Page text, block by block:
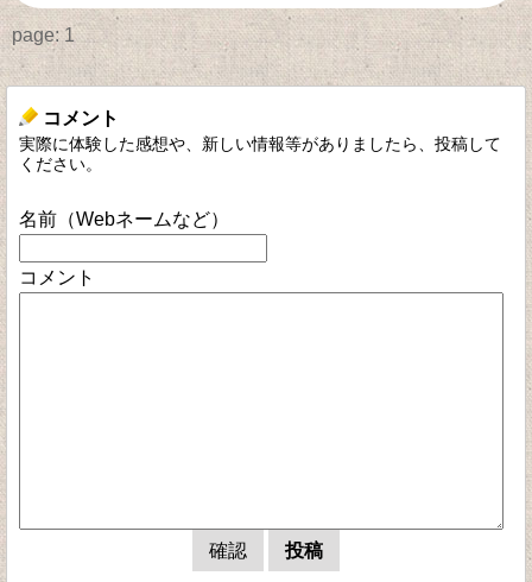
page:1
コメント
実際に体験した感想や、新しい情報等がありましたら、投稿して
ください。
名前（Webネームなど）
コメント